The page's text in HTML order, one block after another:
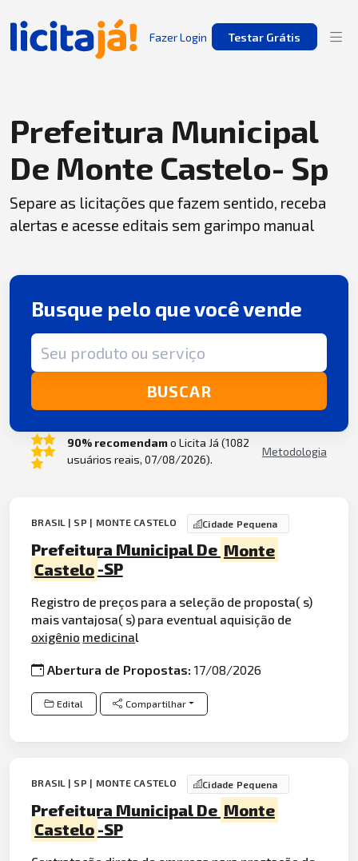
Fazer Login Testar Grátis
Prefeitura Municipal
De Monte Castelo- Sp
Separe as licitações que fazem sentido, receba
alertas e acesse editais sem garimpo manual
Busque pelo que você vende
Termo de busca
BUSCAR
90% recomendamo Licita Já (1082
usuários reais, 07/08/2026).
Metodologia
BRASIL | SP | MONTE CASTELO Cidade Pequena
Prefeitura Municipal De Monte
Castelo -SP
Registro de preços para a seleção de proposta( s)
mais vantajosa( s) para eventual aquisição de
oxigênio medicinal
Abertura de Propostas:17/08/2026
Edital Compartilhar
BRASIL | SP | MONTE CASTELO Cidade Pequena
Prefeitura Municipal De Monte
Castelo -SP